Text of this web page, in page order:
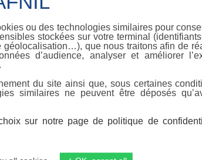
ou des technologies similaires pour
stockées sur votre terminal (identifiants
géolocalisation…), que nous traitons afin de
d’audience, analyser et améliorer
du site ainsi que, sous certaines
similaires ne peuvent être déposés
sur notre page de politique de